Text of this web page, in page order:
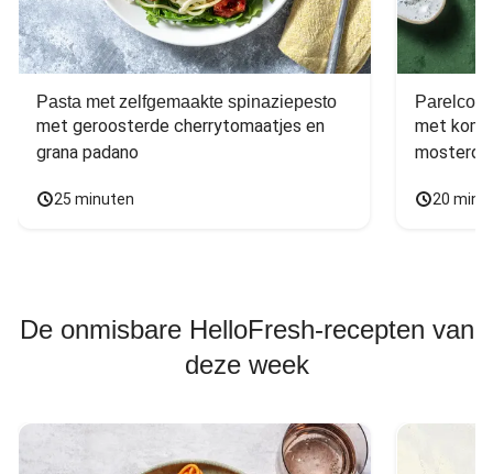
Pasta met zelfgemaakte spinaziepesto
met geroosterde cherrytomaatjes en
grana padano
25 minuten
met
20
De onmisbare HelloFresh-recepten van
deze week